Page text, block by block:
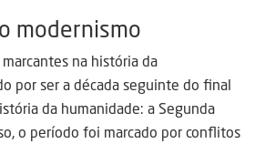
modernismo
na história da
por ser a década seguinte do final
da humanidade: a Segunda
o período foi marcado por conflitos